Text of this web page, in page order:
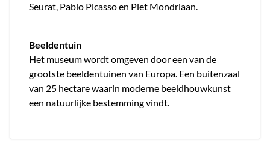
Seurat, Pablo Picasso en Piet Mondriaan.
Beeldentuin
Het museum wordt omgeven door een van de
grootste beeldentuinen van Europa. Een buitenzaal
van 25 hectare waarin moderne beeldhouwkunst
een natuurlijke bestemming vindt.